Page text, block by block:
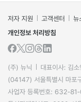
저자 지원 고객센터 뉴
개인정보 처리방침
(주) 뉴닉
대표이사: 김소
(04147) 서울특별시 마포
사업자 등록번호: 632-